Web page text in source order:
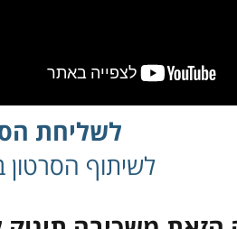
לשליחת
לשיתוף הסרטון